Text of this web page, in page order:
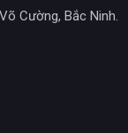
Cường, Bắc Ninh.